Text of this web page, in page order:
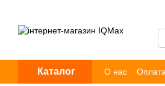
Каталог О нас